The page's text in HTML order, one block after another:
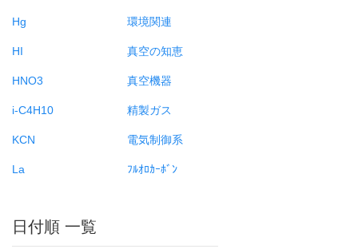
Hg
HI
HNO3
i-C4H10
KCN
La
環境関連
真空の知恵
真空機器
精製ガス
電気制御系
ﾌﾙｵﾛｶｰﾎﾞﾝ
日付順 一覧